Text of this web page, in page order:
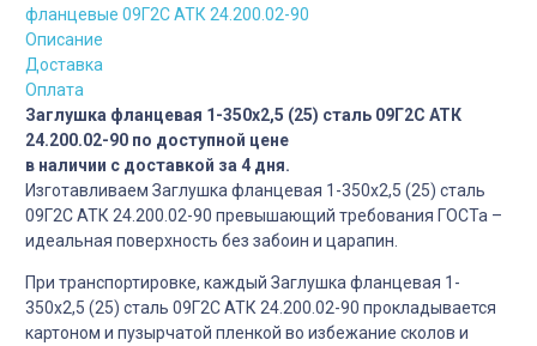
фланцевые 09Г2С АТК 24.200.02-90
Описание
Доставка
Оплата
Заглушка фланцевая 1-350х2,5 (25) сталь 09Г2С АТК
24.200.02-90 по доступной цене
в наличии с доставкой за 4 дня.
Изготавливаем Заглушка фланцевая 1-350х2,5 (25) сталь
09Г2С АТК 24.200.02-90 превышающий требования ГОСТа –
идеальная поверхность без забоин и царапин.
При транспортировке, каждый Заглушка фланцевая 1-
350х2,5 (25) сталь 09Г2С АТК 24.200.02-90 прокладывается
картоном и пузырчатой пленкой во избежание сколов и